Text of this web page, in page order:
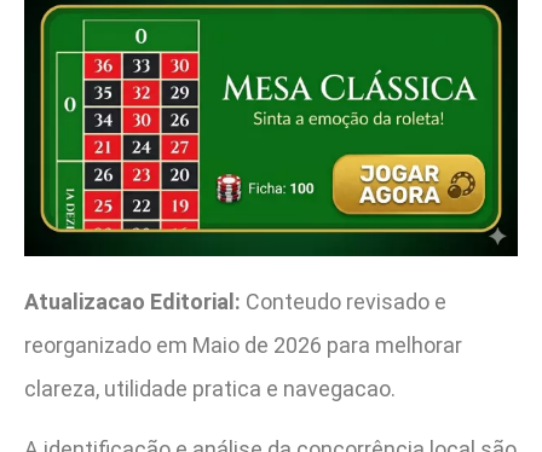
Atualizacao Editorial: Conteudo revisado e
reorganizado em Maio de 2026 para melhorar
clareza, utilidade pratica e navegacao.